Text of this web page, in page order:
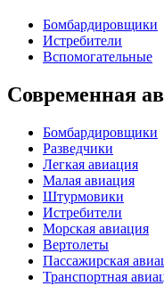
Бомбардировщики
Истребители
Вспомогательные
Современная
Бомбардировщики
Разведчики
Легкая авиация
Малая авиация
Штурмовики
Истребители
Морская авиация
Вертолеты
Пассажирская
Транспортная